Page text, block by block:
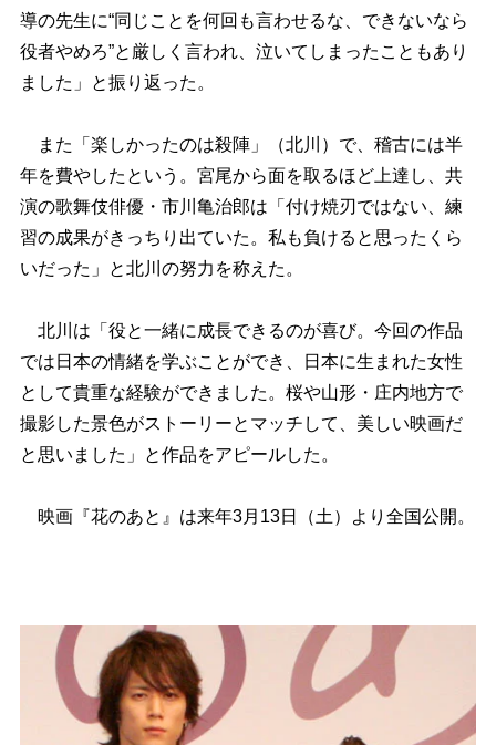
導の先生に“同じことを何回も言わせるな、できないなら
役者やめろ”と厳しく言われ、泣いてしまったこともあり
ました」と振り返った。
また「楽しかったのは殺陣」（北川）で、稽古には半
年を費やしたという。宮尾から面を取るほど上達し、共
演の歌舞伎俳優・市川亀治郎は「付け焼刃ではない、練
習の成果がきっちり出ていた。私も負けると思ったくら
いだった」と北川の努力を称えた。
北川は「役と一緒に成長できるのが喜び。今回の作品
では日本の情緒を学ぶことができ、日本に生まれた女性
として貴重な経験ができました。桜や山形・庄内地方で
撮影した景色がストーリーとマッチして、美しい映画だ
と思いました」と作品をアピールした。
映画『花のあと』は来年3月13日（土）より全国公開。